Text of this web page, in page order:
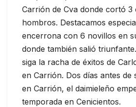
Carrión de Cva donde cortó 3
hombros. Destacamos
encerrona con 6 novillos en
donde también salió
siga la racha de éxitos de
en Carrión. Dos días antes de
en Carrión, el daimieleño
temporada en Cenicientos.